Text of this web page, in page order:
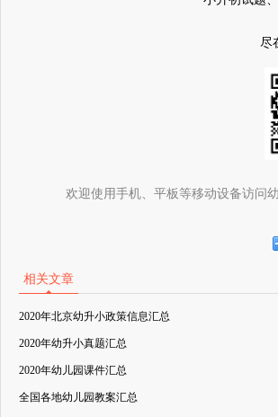
尽
欢迎使用手机、平板等移动设备访问
相关文章
2020年北京幼升小政策信息汇总
2020年幼升小真题汇总
2020年幼儿园课件汇总
全国各地幼儿园教案汇总